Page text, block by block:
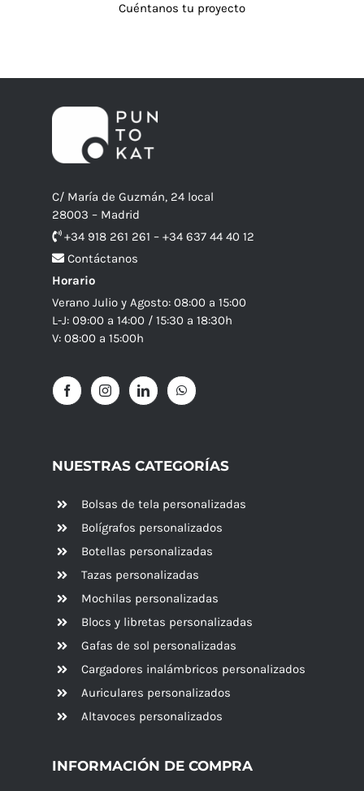
Cuéntanos tu proyecto
C/ María de Guzmán, 24 local
28003 – Madrid
+34 918 261 261 – +34 637 44 40 12
Contáctanos
Horario
Verano Julio y Agosto: 08:00 a 15:00
L-J: 09:00 a 14:00 / 15:30 a 18:30h
V: 08:00 a 15:00h
NUESTRAS CATEGORÍAS
Bolsas de tela personalizadas
Bolígrafos personalizados
Botellas personalizadas
Tazas personalizadas
Mochilas personalizadas
Blocs y libretas personalizadas
Gafas de sol personalizadas
Cargadores inalámbricos personalizados
Auriculares personalizados
Altavoces personalizados
INFORMACIÓN DE COMPRA